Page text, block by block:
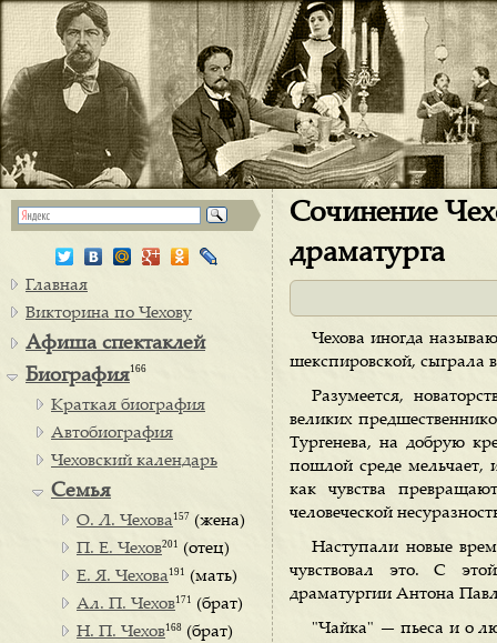
Сочинение
драматурга
Чехова иногда
шекспировской, сыграла
Разумеется,
великих
Тургенева, на добрую
пошлой среде мельчает,
как чувства
человеческой
Наступали новые
чувствовал это. С
драматургии Антона
"Чайка" — пьеса и о
Главная
Викторина по Чехову
Афиша спектаклей
Биография166
Краткая биография
Автобиография
Чеховский календарь
Семья
О. Л. Чехова 157 (жена)
П. Е. Чехов201 (отец)
Е. Я. Чехова 191 (мать)
Ал. П. Чехов171 (брат)
Н. П. Чехов168 (брат)